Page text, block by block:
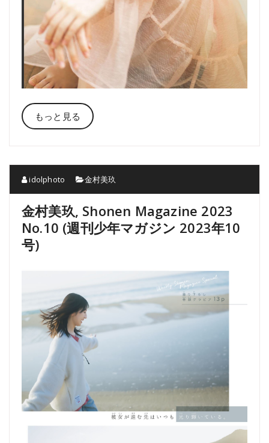
もっと見る
idolphoto 金村美玖
金村美玖, Shonen Magazine 2023
No.10 (週刊少年マガジン 2023年10
号)